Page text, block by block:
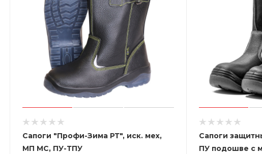
Сапоги "Профи-Зима РТ", иск. мех,
МП МС, ПУ-ТПУ
Сапоги
ПУ подошве с